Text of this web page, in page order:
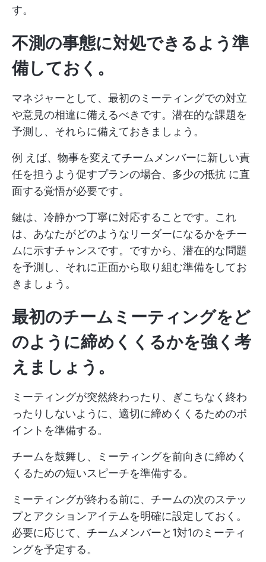
す。
不測の事態に対処できるよう準
備しておく。
マネジャーとして、最初のミーティングでの対立
や意見の相違に備えるべきです。潜在的な課題を
予測し、それらに備えておきましょう。
例 えば、物事を変えてチームメンバーに新しい責
任を担うよう促すプランの場合、多少の抵抗 に直
面する覚悟が必要です。
鍵は、冷静かつ丁寧に対応することです。これ
は、あなたがどのようなリーダーになるかをチー
ムに示すチャンスです。ですから、潜在的な問題
を予測し、それに正面から取り組む準備をしてお
きましょう。
最初のチームミーティングをど
のように締めくくるかを強く考
えましょう。
ミーティングが突然終わったり、ぎこちなく終わ
ったりしないように、適切に締めくくるためのポ
イントを準備する。
チームを鼓舞し、ミーティングを前向きに締めく
くるための短いスピーチを準備する。
ミーティングが終わる前に、チームの次のステッ
プとアクションアイテムを明確に設定しておく。
必要に応じて、チームメンバーと1対1のミーティ
ングを予定する。